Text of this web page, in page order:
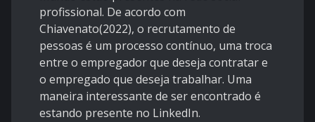
profissional. De acordo com
Chiavenato(2022), o recrutamento de
pessoas é um processo contínuo, uma troca
entre o empregador que deseja contratar e
o empregado que deseja trabalhar. Uma
maneira interessante de ser encontrado é
estando presente no LinkedIn.